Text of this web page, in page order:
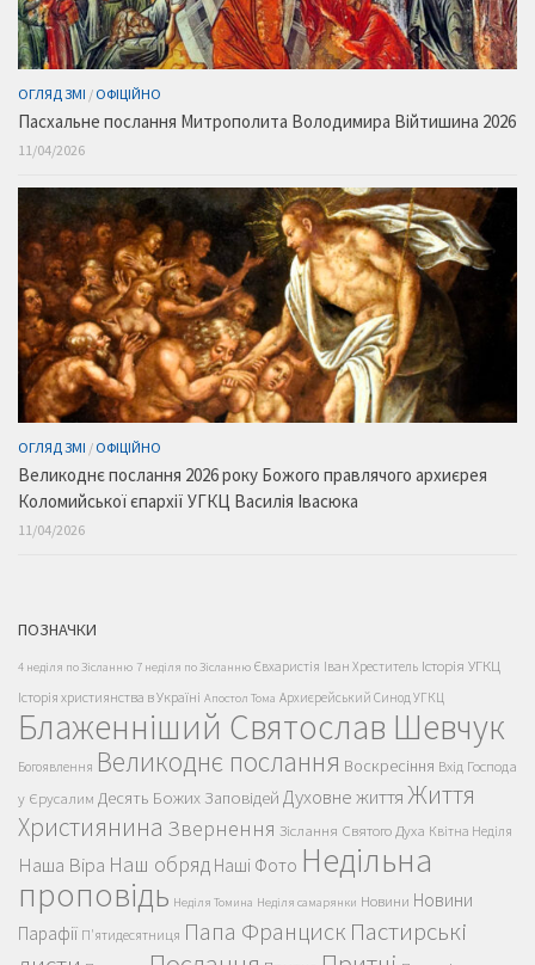
ОГЛЯД ЗМІ / ОФІЦІЙНО
Пасхальне послання Митрополита Володимира Війтишина 2026
11/04/2026
ОГЛЯД ЗМІ / ОФІЦІЙНО
Великоднє послання 2026 року Божого правлячого архиєрея
Коломийської єпархії УГКЦ Василія Івасюка
11/04/2026
ПОЗНАЧКИ
4 неділя по Зісланню 7 неділя по Зісланню Євхаристія Іван Хреститель Історія УГКЦ
Історія християнства в Україні Апостол Тома Архиєрейський Синод УГКЦ
Блаженніший Святослав Шевчук
Богоявлення Великоднє послання Воскресіння Вхід Господа
у Єрусалим Десять Божих Заповідей Духовне життяЖиття
Християнина Звернення Зіслання Святого Духа Квітна Неділя
Наша Віра Наш обряд Наші Фото Недільна
проповідь Неділя Томина Неділя самарянки Новини Новини
Парафії П'ятидесятниця Папа Франциск Пастирські